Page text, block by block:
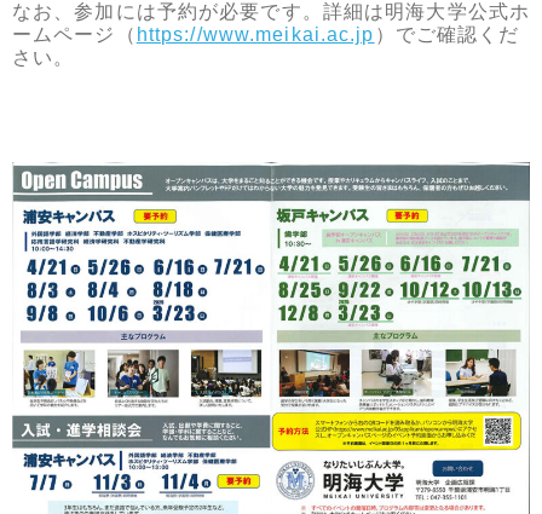
なお、参加には予約が必要です。詳細は明海大学公式ホ
ームページ（ https://www.meikai.ac.jp ）でご確認くだ
さい。